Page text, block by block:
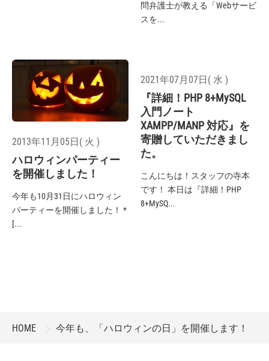
問弁護士が教える「Webサービ
スを...
2013年11月05日( 火 )
ハロウィンパーティー
を開催しました！
今年も10月31日にハロウィン
パーティーを開催しました！ *
[...
2021年07月07日( 水 )
『詳細！PHP 8+MySQL
入門ノート
XAMPP/MANP 対応』を
寄贈していただきまし
た。
こんにちは！スタッフの寺本
です！ 本日は『詳細！PHP
8+MySQ...
HOME 今年も、「ハロウィンの日」を開催します！